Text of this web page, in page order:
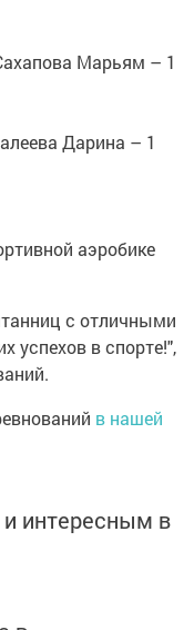
Марьям – 1
Дарина – 1
аэробике
с отличными
успехов в спорте!",
в нашей
интересным в